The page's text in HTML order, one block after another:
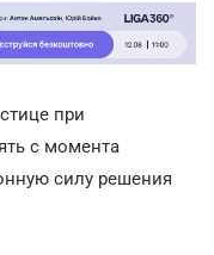
при
с момента
силу решения